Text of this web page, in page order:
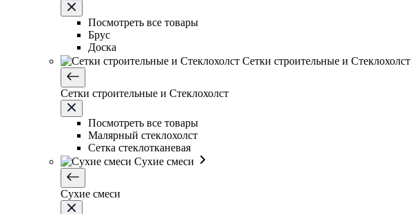
Посмотреть все товары
Брус
Доска
Сетки строительные и Стеклохолст
Сетки строительные и Стеклохолст
Посмотреть все товары
Малярный стеклохолст
Сетка стеклотканевая
Сухие смеси
Сухие смеси